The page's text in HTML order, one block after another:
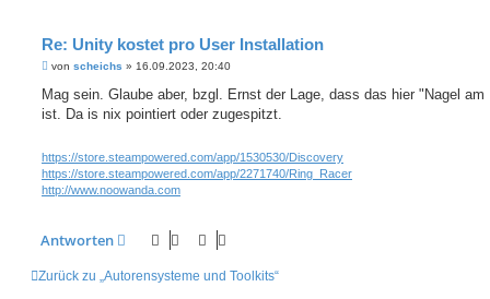
Re: Unity kostet pro User Installation
B
i
r
von scheichs » 16.09.2023, 20:40
Mag sein. Glaube aber, bzgl. Ernst der Lage, dass das hier "Nagel am
ist. Da is nix pointiert oder zugespitzt.
https://store.steampowered.com/app/1530530/Discovery
https://store.steampowered.com/app/2271740/Ring_Racer
http://www.noowanda.com
Antworten
Zurück zu „Autorensysteme und Toolkits“